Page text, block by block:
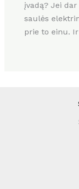
įvadą? Jei
saulės
prie to einu.